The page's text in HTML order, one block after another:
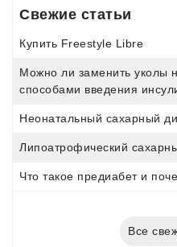
Свежие статьи
Купить Freestyle Libre
Можно ли заменить уколы
способами введения
Неонатальный сахарный
Липоатрофический
Что такое предиабет и
Все